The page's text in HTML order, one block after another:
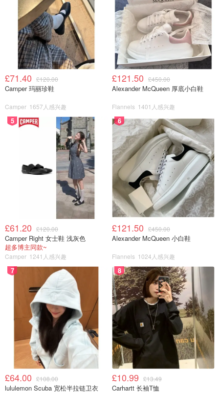
£71.40 £120.00
Camper 玛丽珍鞋
Camper 1657人感兴趣
£121.50 £450.00
Alexander McQueen 厚底小白鞋
Flannels 1401人感兴趣
5
£61.20 £120.00
Camper Right 女士鞋 浅灰色
超多博主同款~
Camper 1241人感兴趣
6
£121.50 £450.00
Alexander McQueen 小白鞋
Flannels 1024人感兴趣
7
£64.00 £108.00
lululemon Scuba 宽松半拉链卫衣
8
£10.99 £13.49
Carhartt 长袖T恤